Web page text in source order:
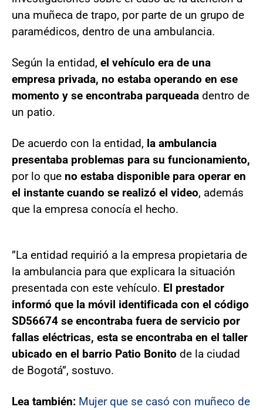
una muñeca de trapo, por parte de un grupo de
paramédicos, dentro de una ambulancia.
Según la entidad, el vehículo era de una
empresa privada, no estaba operando en ese
momento y se encontraba parqueada dentro de
un patio.
De acuerdo con la entidad, la ambulancia
presentaba problemas para su funcionamiento,
por lo que no estaba disponible para operar en
el instante cuando se realizó el video, además
que la empresa conocía el hecho.
”La entidad requirió a la empresa propietaria de
la ambulancia para que explicara la situación
presentada con este vehículo. El prestador
informó que la móvil identificada con el código
SD56674 se encontraba fuera de servicio por
fallas eléctricas, esta se encontraba en el taller
ubicado en el barrio Patio Bonito de la ciudad
de Bogotá”, sostuvo.
Lea también: Mujer que se casó con muñeco de